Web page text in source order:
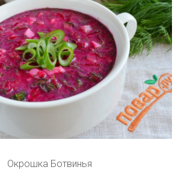
Окрошка Ботвинья